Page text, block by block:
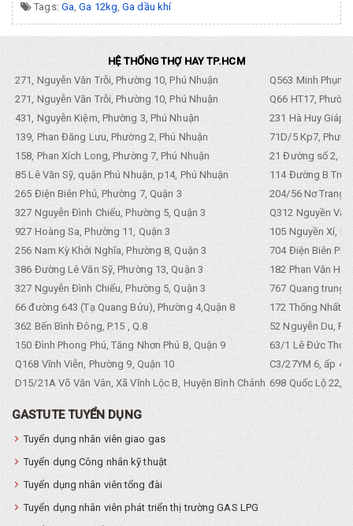
Tags: Ga,Ga 12kg,Ga dầu khí
HỆ THỐNG THỢ HAY TP.HCM
271, Nguyễn Văn Trỗi, Phường 10, Phú Nhuận
Q563 Minh
271, Nguyễn Văn Trỗi, Phường 10, Phú Nhuận
Q66 HT17,
431, Nguyễn Kiệm, Phường 3, Phú Nhuận
231 Hà Huy Giáp,
139, Phan Đăng Lưu, Phường 2, Phú Nhuận
71D/5 Kp7,
158, Phan Xích Long, Phường 7, Phú Nhuận
21 Đường số 2,
85 Lê Văn Sỹ, quận Phú Nhuận, p14, Phú Nhuận
114 Đường B
265 Điện Biên Phủ, Phường 7, Quận 3
204/56 Nơ Trang
327 Nguyễn Đình Chiểu, Phường 5, Quận 3
Q312 Nguyền
927 Hoàng Sa, Phường 11, Quận 3
105 Nguyền Xí,
256 Nam Kỳ Khởi Nghĩa, Phường 8, Quận 3
704 Điện Biên
386 Đường Lê Văn Sỹ, Phường 13, Quận 3
182 Phan Văn
327 Nguyễn Đình Chiểu, Phường 5, Quận 3
767 Quang trung,
66 đường 643 (Tạ Quang Bửu), Phường 4,Quận 8
172 Thống Nhất.
362 Bến Bình Đông, P.15 , Q.8
52 Nguyễn Du,
150 Đình Phong Phú, Tăng Nhơn Phú B, Quận 9
63/1 Lê Đức Thọ,
Q168 Vĩnh Viễn, Phường 9, Quận 10
C3/27YM 6, ấp 4,
D15/21A Võ Văn Vân, Xã Vĩnh Lộc B, Huyện Bình Chánh 698 Quốc Lộ 22,
GASTUTE TUYỂN DỤNG
Tuyển dụng nhân viên giao gas
Tuyển dụng Công nhân kỹ thuật
Tuyển dụng nhân viên tổng đài
Tuyển dụng nhân viên phát triển thị trường GAS LPG